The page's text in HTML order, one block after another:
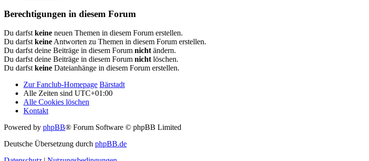
Berechtigungen in diesem Forum
Du darfst keine neuen Themen in diesem Forum erstellen.
Du darfst keine Antworten zu Themen in diesem Forum erstellen.
Du darfst deine Beiträge in diesem Forum nicht ändern.
Du darfst deine Beiträge in diesem Forum nicht löschen.
Du darfst keine Dateianhänge in diesem Forum erstellen.
Zur Fanclub-Homepage Bärstadt
Alle Zeiten sind UTC+01:00
Alle Cookies löschen
Kontakt
Powered by phpBB® Forum Software © phpBB Limited
Deutsche Übersetzung durch phpBB.de